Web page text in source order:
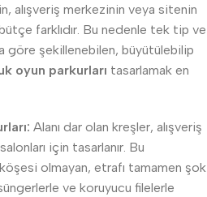
alışveriş merkezinin veya sitenin
farklıdır. Bu nedenle tek tip ve
göre şekillenebilen, büyütülebilip
oyun parkurları tasarlamak en
Alanı dar olan kreşler, alışveriş
için tasarlanır. Bu
olmayan, etrafı tamamen şok
ve koruyucu filelerle